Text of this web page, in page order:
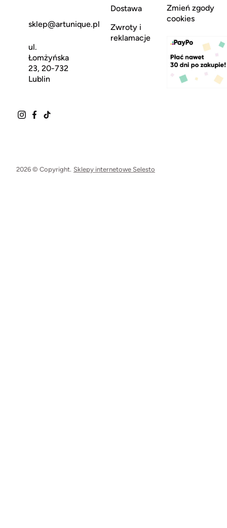
sklep@artunique.pl
ul.
Łomżyńska
23, 20-732
Lublin
Dostawa
Zwroty i
reklamacje
Zmień zgody
cookies
2026 © Copyright. Sklepy internetowe Selesto